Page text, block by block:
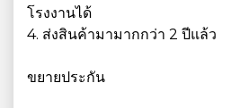
โรงงานได้
4. ส่งสินค้ามามากกว่า 2 ปีแล้ว
ขยายประกัน